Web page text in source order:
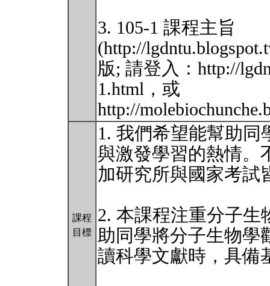
3. 105-1 課程主旨
(http://
版; 請登入：http://
1.html，或
http://
課程
目標
1. 我們希望能幫助
與激發學習的熱情。
加研究所與國家考試
2. 本課程注重分子生
助同學將分子生物學
讀科學文獻時，具備